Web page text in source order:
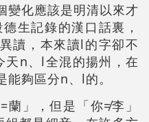
變化應該是明清以來才
生記錄的漢口話裏，
讀，本來讀l的字卻不
天n、l全混的揚州，在
夠區分n、l的。
」，但是「你≠李」